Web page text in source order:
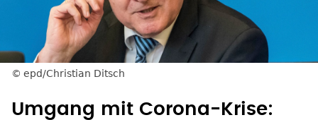
epd/Christian Ditsch
Umgang mit Corona-Krise: